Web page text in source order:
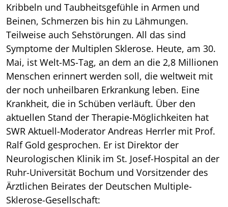
Kribbeln und Taubheitsgefühle in Armen und
Beinen, Schmerzen bis hin zu Lähmungen.
Teilweise auch Sehstörungen. All das sind
Symptome der Multiplen Sklerose. Heute, am 30.
Mai, ist Welt-MS-Tag, an dem an die 2,8 Millionen
Menschen erinnert werden soll, die weltweit mit
der noch unheilbaren Erkrankung leben. Eine
Krankheit, die in Schüben verläuft. Über den
aktuellen Stand der Therapie-Möglichkeiten hat
SWR Aktuell-Moderator Andreas Herrler mit Prof.
Ralf Gold gesprochen. Er ist Direktor der
Neurologischen Klinik im St. Josef-Hospital an der
Ruhr-Universität Bochum und Vorsitzender des
Ärztlichen Beirates der Deutschen Multiple-
Sklerose-Gesellschaft: